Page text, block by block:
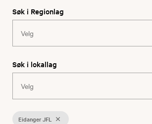
Søk i Regionlag
Søk i lokallag
Eidanger JFL